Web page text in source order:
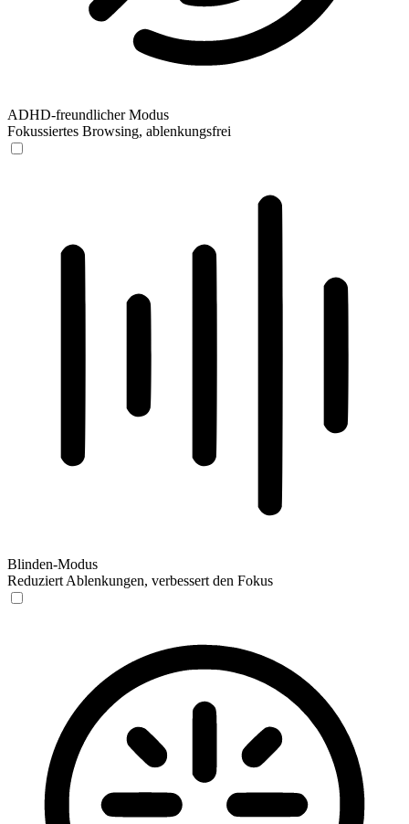
ADHD-freundlicher Modus
Fokussiertes Browsing, ablenkungsfrei
Blinden-Modus
Reduziert Ablenkungen, verbessert den Fokus